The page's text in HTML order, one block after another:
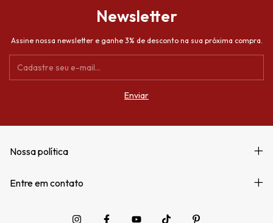
Newsletter
Assine nossa newsletter e ganhe 3% de desconto na sua próxima compra.
Nossa política
Entre em contato